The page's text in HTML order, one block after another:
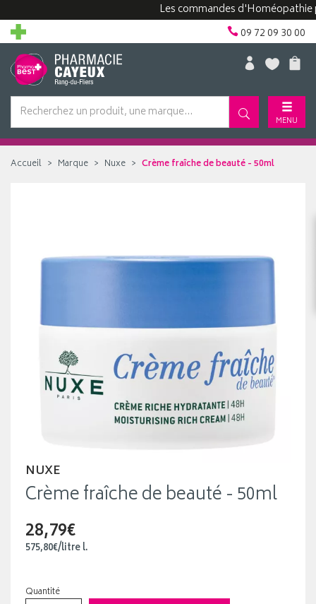
Les commandes d'Homéopathie
09 72 09 30 00
MENU
Accueil Marque Nuxe Crème fraîche de beauté - 50ml
NUXE
Crème fraîche de beauté - 50ml
28,79€
575,80€/litrel.
Quantité